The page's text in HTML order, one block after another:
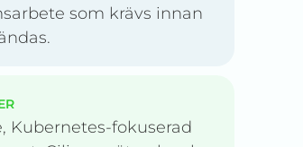
som krävs innan
Kubernetes-fokuserad